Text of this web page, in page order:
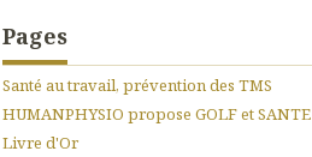
Pages
Santé au travail, prévention des TMS
HUMANPHYSIO propose GOLF et SANTE
Livre d'Or